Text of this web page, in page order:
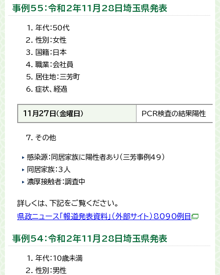
事例55：令和2年11月28日埼玉県発表
年代：50代
性別：女性
国籍：日本
職業：会社員
居住地：三芳町
症状、経過
11月27日（金曜日） PCR検査の結果陽性
その他
感染源：同居家族に陽性者あり（三芳事例49）
同居家族：3人
濃厚接触者：調査中
詳しくは、下記をご覧ください。
県政ニュース「報道発表資料」（外部サイト）8090例目
事例54：令和2年11月28日埼玉県発表
年代：10歳未満
性別：男性